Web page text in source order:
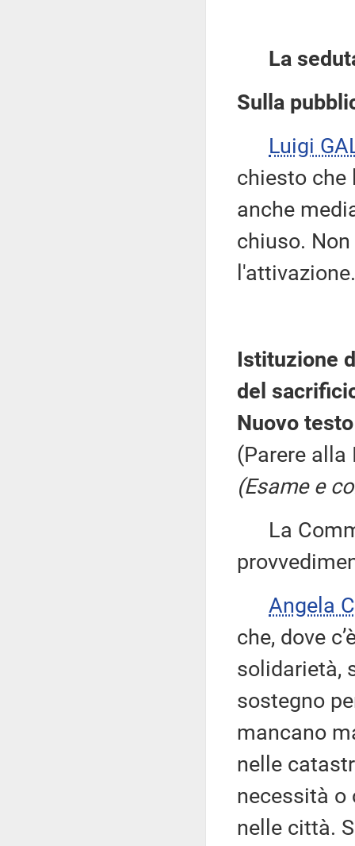
La
Sulla
Luigi
chiesto che
anche
chiuso.
l'attivazione.
Istituzione
del
Nuovo
(Parere alla
(Esame e
La
Angela
che, dove
solidarietà,
sostegno
mancano
nelle
necessità o
nelle città.